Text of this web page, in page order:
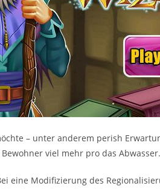
– unter anderem perish
viel mehr pro das Abwasser.
eine Modifizierung des